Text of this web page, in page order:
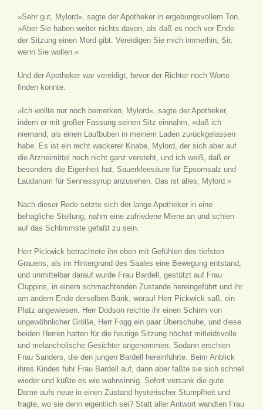
»Sehr gut, Mylord«, sagte der Apotheker in ergebungsvollem Ton.
»Aber Sie haben weiter nichts davon, als daß es noch vor Ende
der Sitzung einen Mord gibt. Vereidigen Sie mich immerhin, Sir,
wenn Sie wollen.«
Und der Apotheker war vereidigt, bevor der Richter noch Worte
finden konnte.
»Ich wollte nur noch bemerken, Mylord«, sagte der Apotheker,
indem er mit großer Fassung seinen Sitz einnahm, »daß ich
niemand, als einen Laufbuben in meinem Laden zurückgelassen
habe. Es ist ein recht wackerer Knabe, Mylord, der sich aber auf
die Arzneimittel noch nicht ganz versteht, und ich weiß, daß er
besonders die Eigenheit hat, Sauerkleesäure für Epsomsalz und
Laudanum für Sennessyrup anzusehen. Das ist alles, Mylord.«
Nach dieser Rede setzte sich der lange Apotheker in eine
behagliche Stellung, nahm eine zufriedene Miene an und schien
auf das Schlimmste gefaßt zu sein.
Herr Pickwick betrachtete ihn eben mit Gefühlen des tiefsten
Grauens, als im Hintergrund des Saales eine Bewegung entstand,
und unmittelbar darauf wurde Frau Bardell, gestützt auf Frau
Cluppins, in einem schmachtenden Zustande hereingeführt und ihr
am andern Ende derselben Bank, worauf Herr Pickwick saß, ein
Platz angewiesen. Herr Dodson reichte ihr einen Schirm von
ungewöhnlicher Größe, Herr Fogg ein paar Überschuhe, und diese
beiden Herren hatten für die heutige Sitzung höchst mitleidsvolle
und melancholische Gesichter angenommen. Sodann erschien
Frau Sanders, die den jungen Bardell hereinführte. Beim Anblick
ihres Kindes fuhr Frau Bardell auf, dann aber faßte sie sich schnell
wieder und küßte es wie wahnsinnig. Sofort versank die gute
Dame aufs neue in einen Zustand hysterischer Stumpfheit und
fragte, wo sie denn eigentlich sei? Statt aller Antwort wandten Frau